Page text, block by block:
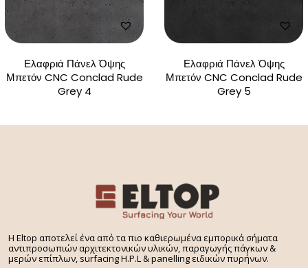
Ελαφριά Πάνελ Όψης
Μπετόν CNC Conclad Rude
Grey 4
Ελαφριά Πάνελ Όψης
Μπετόν CNC Conclad Rude
Grey 5
H Eltop αποτελεί ένα από τα πιο καθιερωμένα εμπορικά σήματα
αντιπροσωπιών αρχιτεκτονικών υλικών, παραγωγής πάγκων &
μερών επίπλων, surfacing H.P.L & panelling ειδικών πυρήνων.